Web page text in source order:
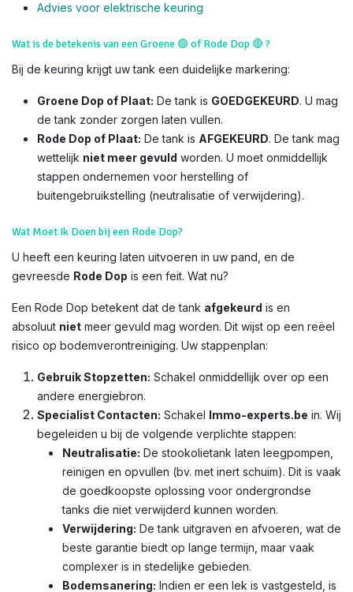
Advies voor elektrische keuring
Wat is de betekenis van een Groene 🟢 of Rode Dop🔴?
Bij de keuring krijgt uw tank een duidelijke markering:
Groene Dop of Plaat: De tank is GOEDGEKEURD. U mag
de tank zonder zorgen laten vullen.
Rode Dop of Plaat: De tank is AFGEKEURD. De tank mag
wettelijk niet meer gevuld worden. U moet onmiddellijk
stappen ondernemen voor herstelling of
buitengebruikstelling (neutralisatie of verwijdering).
Wat Moet Ik Doen bij een Rode Dop?
U heeft een keuring laten uitvoeren in uw pand, en de
gevreesde Rode Dop is een feit. Wat nu?
Een Rode Dop betekent dat de tank afgekeurd is en
absoluut niet meer gevuld mag worden. Dit wijst op een reëel
risico op bodemverontreiniging. Uw stappenplan:
Gebruik Stopzetten: Schakel onmiddellijk over op een
andere energiebron.
Specialist Contacten: Schakel Immo-experts.be in. Wij
begeleiden u bij de volgende verplichte stappen:
Neutralisatie: De stookolietank laten leegpompen,
reinigen en opvullen (bv. met inert schuim). Dit is vaak
de goedkoopste oplossing voor ondergrondse
tanks die niet verwijderd kunnen worden.
Verwijdering: De tank uitgraven en afvoeren, wat de
beste garantie biedt op lange termijn, maar vaak
complexer is in stedelijke gebieden.
Bodemsanering: Indien er een lek is vastgesteld, is